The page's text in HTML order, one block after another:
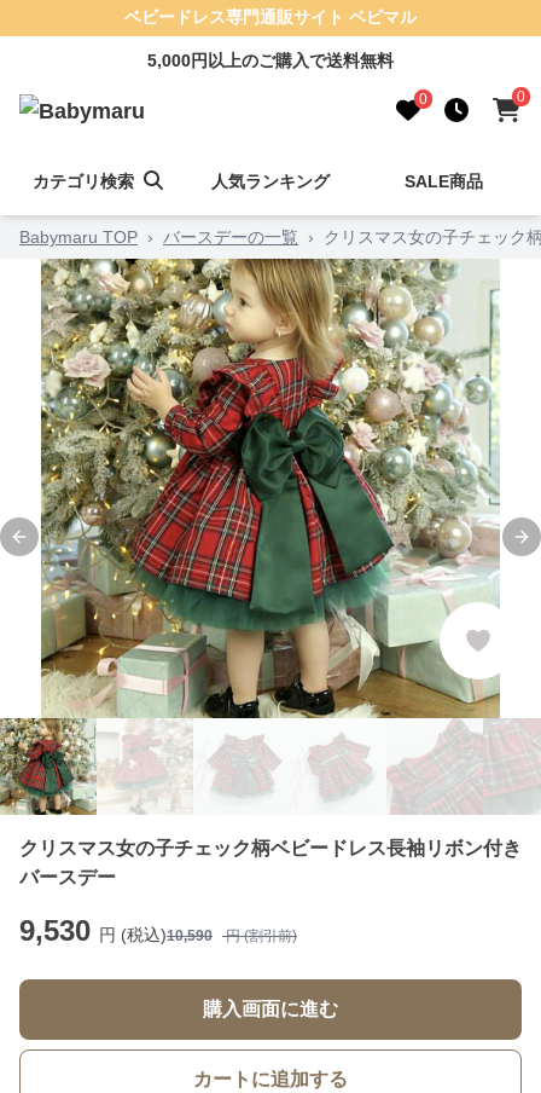
ベビードレス専門通販サイト ベビマル
5,000円以上のご購入で送料無料
0 0
カテゴリ検索 人気ランキング SALE商品
Babymaru TOP › バースデーの一覧 › クリスマス女の子チェック
Previous slide
クリスマス女の子チェック柄ベビードレス長袖リボン付き
バースデー
9,530 円 (税込)10,590 円 (割引前)
購入画面に進む
カートに追加する